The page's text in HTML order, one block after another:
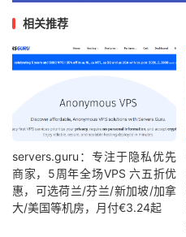
相关推荐
servers.guru：专注于隐私优先
商家，5周年全场VPS 六五折优
惠，可选荷兰/芬兰/新加坡/加拿
大/美国等机房，月付€3.24起